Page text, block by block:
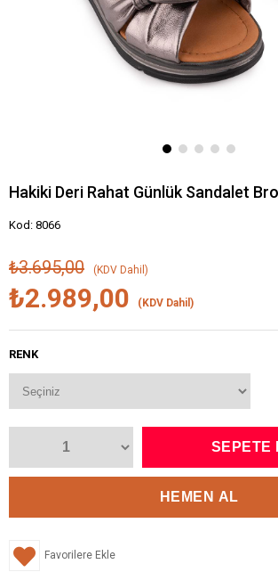
Hakiki Deri Rahat Günlük Sandalet
Kod: 8066
₺3.695,00 (KDV Dahil)
₺2.989,00 (KDV Dahil)
RENK
Favorilere Ekle